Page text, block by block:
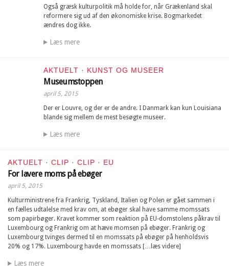
Også græsk kulturpolitik må holde for, når Grækenland skal
reformere sig ud af den økonomiske krise. Bogmarkedet
ændres dog ikke.
Læs mere
AKTUELT · KUNST OG MUSEER
Museumstoppen
april 5, 2015
Der er Louvre, og der er de andre. I Danmark kan kun Louisiana
blande sig mellem de mest besøgte museer.
Læs mere
AKTUELT · CLIP · CLIP · EU
For lavere moms på ebøger
april 5, 2015
Kulturministrene fra Frankrig, Tyskland, Italien og Polen er gået sammen i
en fælles udtalelse med krav om, at ebøger skal have samme momssats
som papirbøger. Kravet kommer som reaktion på EU-domstolens påkrav til
Luxembourg og Frankrig om at hæve momsen på ebøger. Frankrig og
Luxembourg tvinges dermed til en momssats på ebøger på henholdsvis
20% og 17%. Luxembourg havde en momssats […læs videre]
Læs mere